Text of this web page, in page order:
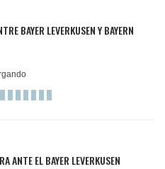
BAYER LEVERKUSEN Y BAYERN
ANTE EL BAYER LEVERKUSEN